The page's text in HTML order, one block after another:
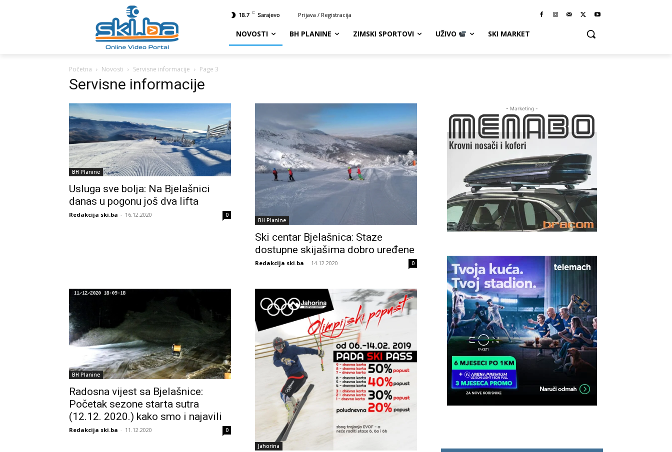
18.7 C Sarajevo Prijava / Registracija
NOVOSTI BH PLANINE ZIMSKI SPORTOVI UŽIVO SKI MARKET
Početna Novosti Servisne informacije Page 3
Servisne informacije
BH Planine
Usluga sve bolja: Na Bjelašnici
danas u pogonu još dva lifta
Redakcija ski.ba - 16.12.2020 0
BH Planine
Ski centar Bjelašnica: Staze
dostupne skijašima dobro uređene
Redakcija ski.ba - 14.12.2020 0
BH Planine
Radosna vijest sa Bjelašnice:
Početak sezone starta sutra
(12.12. 2020.) kako smo i najavili
Redakcija ski.ba - 11.12.2020 0
Jahorina
- Marketing -